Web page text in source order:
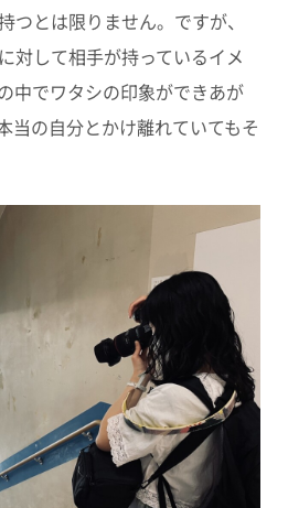
つとは限りません。ですが、
対して相手が持っているイメ
中でワタシの印象ができあが
当の自分とかけ離れていてもそ